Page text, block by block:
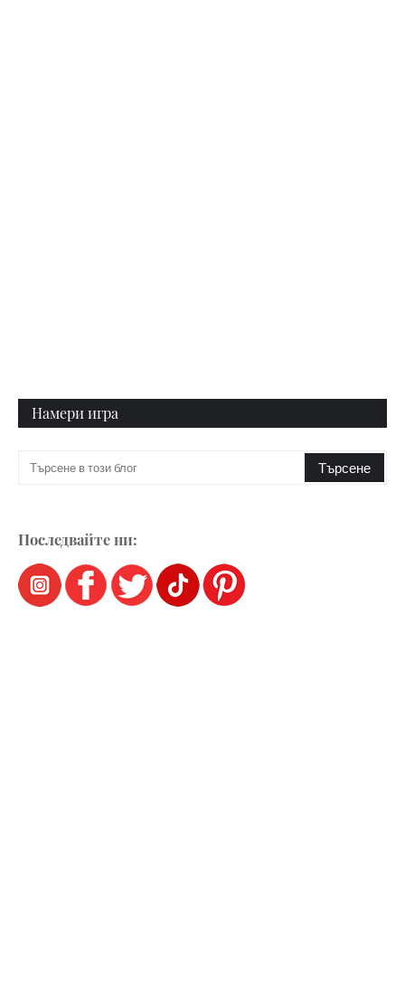
Намери игра
Последвайте ни: